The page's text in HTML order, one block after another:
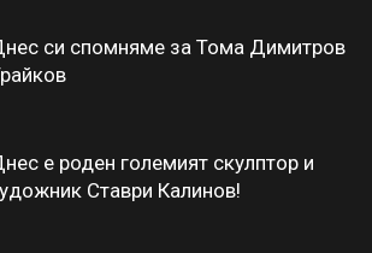
си спомняме за Тома Димитров
е роден големият скулптор и
Ставри Калинов!